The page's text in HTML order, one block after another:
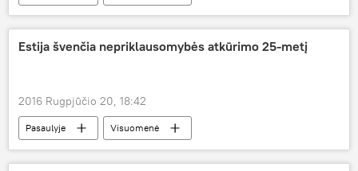
Estija švenčia nepriklausomybės atkūrimo 25-metį
2016 Rugpjūčio 20, 18:42
Pasaulyje Visuomenė